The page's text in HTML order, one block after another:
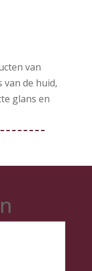
van
van de huid,
glans en